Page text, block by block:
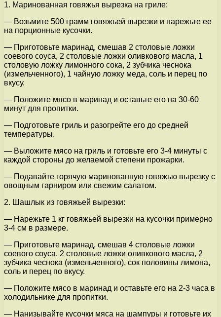
1. Маринованная говяжья вырезка на гриле:
— Возьмите 500 грамм говяжьей вырезки и нарежьте ее
на порционные кусочки.
— Приготовьте маринад, смешав 2 столовые ложки
соевого соуса, 2 столовые ложки оливкового масла, 1
столовую ложку лимонного сока, 2 зубчика чеснока
(измельченного), 1 чайную ложку меда, соль и перец по
вкусу.
— Положите мясо в маринад и оставьте его на 30-60
минут для пропитки.
— Подготовьте гриль и разогрейте его до средней
температуры.
— Выложите мясо на гриль и готовьте его 3-4 минуты с
каждой стороны до желаемой степени прожарки.
— Подавайте горячую маринованную говяжью вырезку с
овощным гарниром или свежим салатом.
2. Шашлык из говяжьей вырезки:
— Нарежьте 1 кг говяжьей вырезки на кусочки примерно
3-4 см в размере.
— Приготовьте маринад, смешав 4 столовые ложки
соевого соуса, 2 столовые ложки оливкового масла, 2
зубчика чеснока (измельченного), сок половины лимона,
соль и перец по вкусу.
— Положите мясо в маринад и оставьте его на 2-3 часа в
холодильнике для пропитки.
— Нанизывайте кусочки мяса на шампуры и готовьте их